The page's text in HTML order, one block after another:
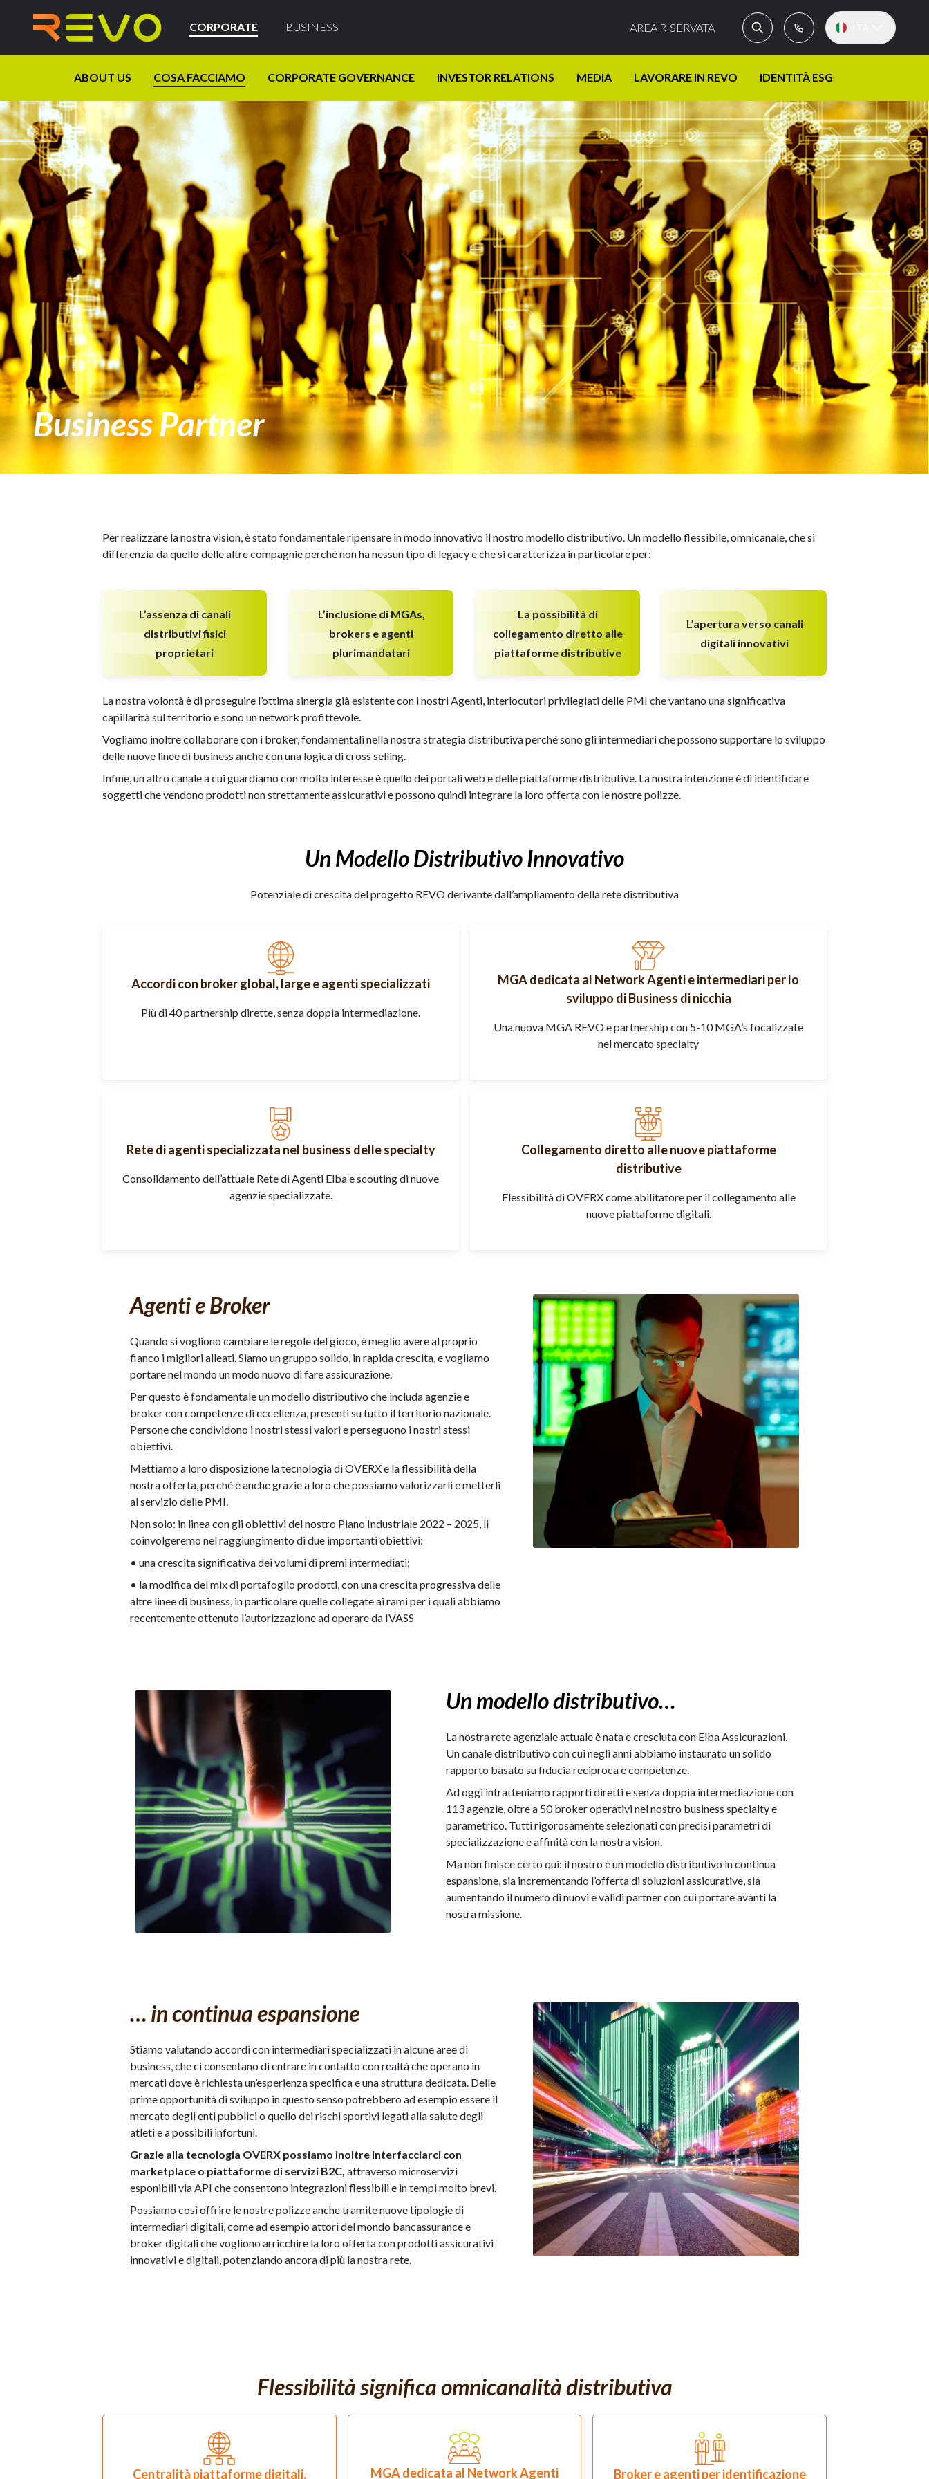
CORPORATE BUSINESS AREA RISERVATA
ABOUT US COSA FACCIAMO CORPORATE GOVERNANCE INVESTOR RELATIONS MEDIA LAVORARE IN REVO IDENTITÀ ESG
Business Partner
Per realizzare la nostra vision, è stato fondamentale ripensare in modo innovativo il nostro modello distributivo. Un modello flessibile, omnicanale, che si
differenzia da quello delle altre compagnie perché non ha nessun tipo di legacy e che si caratterizza in particolare per:
L’assenza di canali
distributivi fisici
proprietari
L’inclusione di MGAs,
brokers e agenti
plurimandatari
La possibilità di
collegamento diretto alle
piattaforme distributive
L’apertura verso canali
digitali innovativi
La nostra volontà è di proseguire l’ottima sinergia già esistente con i nostri Agenti, interlocutori privilegiati delle PMI che vantano una significativa
capillarità sul territorio e sono un network profittevole.
Vogliamo inoltre collaborare con i broker, fondamentali nella nostra strategia distributiva perché sono gli intermediari che possono supportare lo sviluppo
delle nuove linee di business anche con una logica di cross selling.
Infine, un altro canale a cui guardiamo con molto interesse è quello dei portali web e delle piattaforme distributive. La nostra intenzione è di identificare
soggetti che vendono prodotti non strettamente assicurativi e possono quindi integrare la loro offerta con le nostre polizze.
Un Modello Distributivo Innovativo
Potenziale di crescita del progetto REVO derivante dall’ampliamento della rete distributiva
Accordi con broker global, large e agenti specializzati
Più di 40 partnership dirette, senza doppia intermediazione.
MGA dedicata al Network Agenti e intermediari per lo
sviluppo di Business di nicchia
Una nuova MGA REVO e partnership con 5-10 MGA’s focalizzate
nel mercato specialty
Rete di agenti specializzata nel business delle specialty
Consolidamento dell’attuale Rete di Agenti Elba e scouting di nuove
agenzie specializzate.
Collegamento diretto alle nuove piattaforme
distributive
Flessibilità di OVERX come abilitatore per il collegamento alle
nuove piattaforme digitali.
Agenti e Broker
Quando si vogliono cambiare le regole del gioco, è meglio avere al proprio
fianco i migliori alleati. Siamo un gruppo solido, in rapida crescita, e vogliamo
portare nel mondo un modo nuovo di fare assicurazione.
Per questo è fondamentale un modello distributivo che includa agenzie e
broker con competenze di eccellenza, presenti su tutto il territorio nazionale.
Persone che condividono i nostri stessi valori e perseguono i nostri stessi
obiettivi.
Mettiamo a loro disposizione la tecnologia di OVERX e la flessibilità della
nostra offerta, perché è anche grazie a loro che possiamo valorizzarli e metterli
al servizio delle PMI.
Non solo: in linea con gli obiettivi del nostro Piano Industriale 2022 – 2025, li
coinvolgeremo nel raggiungimento di due importanti obiettivi:
• una crescita significativa dei volumi di premi intermediati;
• la modifica del mix di portafoglio prodotti, con una crescita progressiva delle
altre linee di business, in particolare quelle collegate ai rami per i quali abbiamo
recentemente ottenuto l’autorizzazione ad operare da IVASS
Un modello distributivo…
La nostra rete agenziale attuale è nata e cresciuta con Elba Assicurazioni.
Un canale distributivo con cui negli anni abbiamo instaurato un solido
rapporto basato su fiducia reciproca e competenze.
Ad oggi intratteniamo rapporti diretti e senza doppia intermediazione con
113 agenzie, oltre a 50 broker operativi nel nostro business specialty e
parametrico. Tutti rigorosamente selezionati con precisi parametri di
specializzazione e affinità con la nostra vision.
Ma non finisce certo qui: il nostro è un modello distributivo in continua
espansione, sia incrementando l’offerta di soluzioni assicurative, sia
aumentando il numero di nuovi e validi partner con cui portare avanti la
nostra missione.
… in continua espansione
Stiamo valutando accordi con intermediari specializzati in alcune aree di
business, che ci consentano di entrare in contatto con realtà che operano in
mercati dove è richiesta un’esperienza specifica e una struttura dedicata. Delle
prime opportunità di sviluppo in questo senso potrebbero ad esempio essere il
mercato degli enti pubblici o quello dei rischi sportivi legati alla salute degli
atleti e a possibili infortuni.
Grazie alla tecnologia OVERX possiamo inoltre interfacciarci con
marketplace o piattaforme di servizi B2C, attraverso microservizi
esponibili via API che consentono integrazioni flessibili e in tempi molto brevi.
Possiamo così offrire le nostre polizze anche tramite nuove tipologie di
intermediari digitali, come ad esempio attori del mondo bancassurance e
broker digitali che vogliono arricchire la loro offerta con prodotti assicurativi
innovativi e digitali, potenziando ancora di più la nostra rete.
Flessibilità significa omnicanalità distributiva
Centralità piattaforme digitali, MGA dedicata al Network Agenti Broker e agenti per identificazione